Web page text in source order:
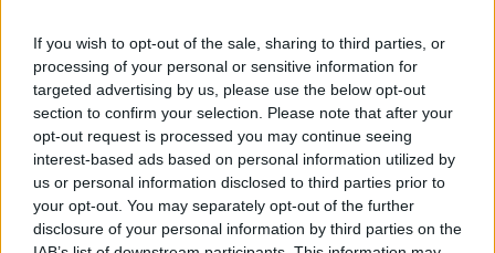
If you wish to opt-out of the sale, sharing to third parties, or
processing of your personal or sensitive information for
targeted advertising by us, please use the below opt-out
section to confirm your selection. Please note that after your
opt-out request is processed you may continue seeing
interest-based ads based on personal information utilized by
us or personal information disclosed to third parties prior to
your opt-out. You may separately opt-out of the further
disclosure of your personal information by third parties on the
13 Nicolo Deiana Ovodda
Federico Fernando Ferrari
15 Riccardo Oggiano Alghero Calcio
16 Salvatore Pilo Sennori 6